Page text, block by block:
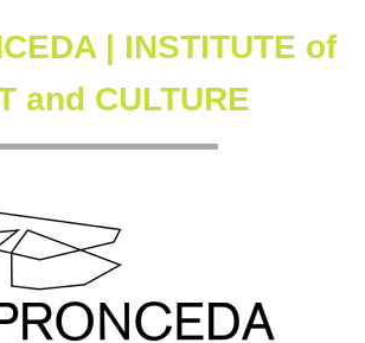
| INSTITUTE of
and CULTURE